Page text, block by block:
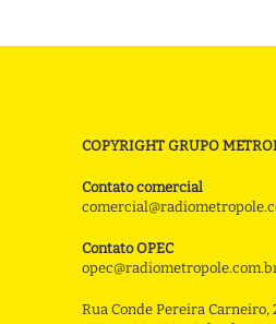
COPYRIGHT GRUPO
Contato comercial
Contato OPEC
Rua Conde Pereira Carneiro,